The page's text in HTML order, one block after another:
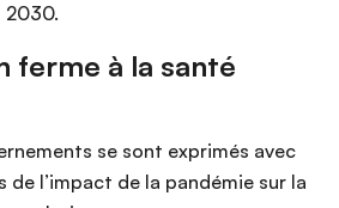
2030.
ferme à la santé
se sont exprimés avec
de l’impact de la pandémie sur la